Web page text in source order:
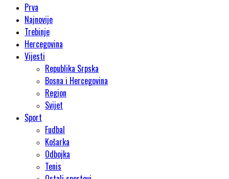
Prva
Najnovije
Trebinje
Hercegovina
Vijesti
Republika Srpska
Bosna i Hercegovina
Region
Svijet
Sport
Fudbal
Košarka
Odbojka
Tenis